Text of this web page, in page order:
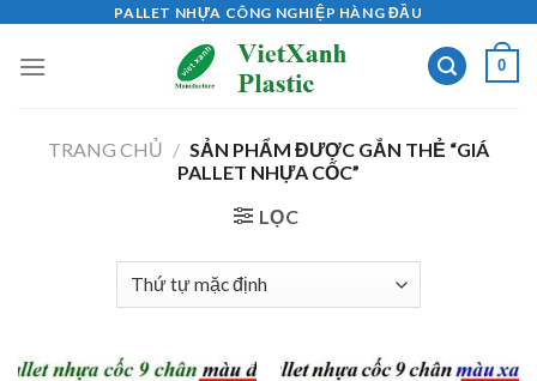
content
PALLET NHỰA CÔNG NGHIỆP HÀNG ĐẦU
0
TRANG CHỦ / SẢN PHẨM ĐƯỢC GẮN THẺ “GIÁ
PALLET NHỰA CỐC”
LỌC